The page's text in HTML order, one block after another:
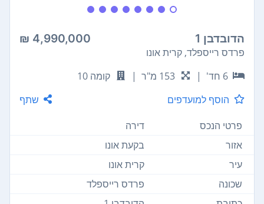
הדובדבן 1 4,990,000 ₪
פרדס רייספלד, קרית אונו
6 חד'
| 153 מ"ר |
קומה 10
הוסף למועדפים
שתף
פרטי הנכס
דירה
אזור
בקעת אונו
עיר
קרית אונו
שכונה
פרדס רייספלד